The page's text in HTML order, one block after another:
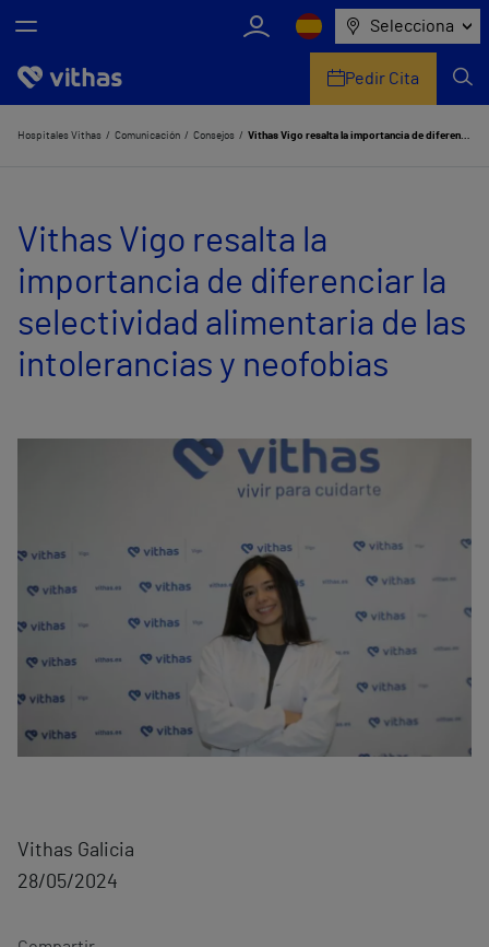
Selecciona
Nosotros
Servicios de salud
Equipo médico y asistencial
Pedir Cita
Hospitales Vithas Comunicación Consejos Vithas Vigo resalta la importancia de diferenciar la selectividad alimentaria de las intolerancias y neofobias
Vithas Vigo resalta la
importancia de diferenciar la
selectividad alimentaria de las
intolerancias y neofobias
Vithas Galicia
28/05/2024